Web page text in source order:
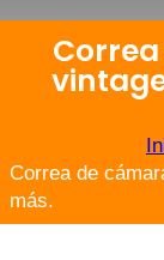
Correa de
más.